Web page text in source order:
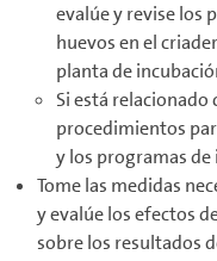
evalúe y revise los
huevos en el
planta de
Si está
procedimientos
y los programas
Tome las medidas
y evalúe los efectos
sobre los resultados